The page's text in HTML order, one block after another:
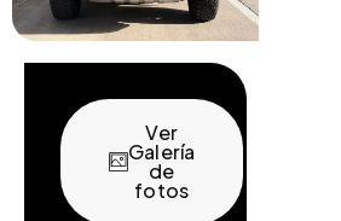
Ver
Galería
de
fotos